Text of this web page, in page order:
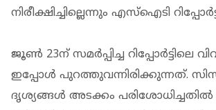
നിരീക്ഷിച്ചില്ലെന്നും എസ്‌ഐടി
ജൂണ്‍ 23ന് സമര്‍പ്പിച്ച റിപ്പോര്‍ട്ടിലെ
ഇപ്പോള്‍ പുറത്തുവന്നിരിക്കുന്നത്.
ദൃശ്യങ്ങള്‍ അടക്കം പരിശോധിച്ചതില്‍